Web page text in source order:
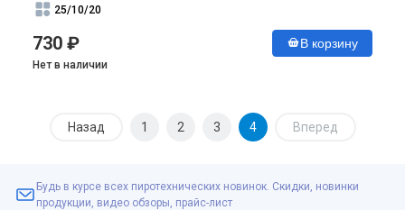
25/10/20
730 ₽ В корзину
Нет в наличии
Назад 1 2 3 4 Вперед
Будь в курсе всех пиротехнических новинок. Скидки, новинки
продукции, видео обзоры, прайс-лист